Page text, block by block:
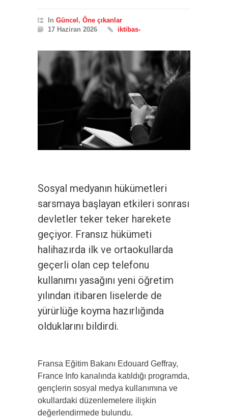
In Güncel, Öne çıkanlar
17 Haziran 2026
iktibas-
Sosyal medyanın hükümetleri
sarsmaya başlayan etkileri sonrası
devletler teker teker harekete
geçiyor. Fransız hükümeti
halihazırda ilk ve ortaokullarda
geçerli olan cep telefonu
kullanımı yasağını yeni öğretim
yılından itibaren liselerde de
yürürlüğe koyma hazırlığında
olduklarını bildirdi.
Fransa Eğitim Bakanı Edouard Geffray,
France Info kanalında katıldığı programda,
gençlerin sosyal medya kullanımına ve
okullardaki düzenlemelere ilişkin
değerlendirmede bulundu.